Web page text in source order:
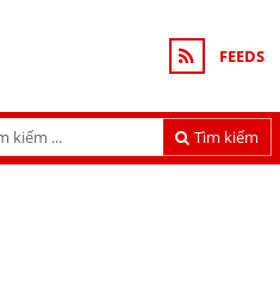
FEEDS
Tìm kiếm